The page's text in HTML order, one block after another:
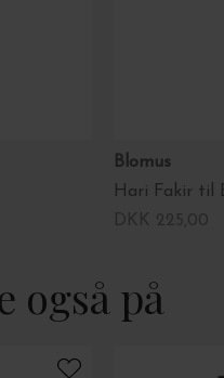
Blomus
Hari Fakir til
også på